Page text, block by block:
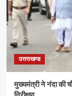
उत्तराखण्ड
मुख्यमंत्री ने नंदा की